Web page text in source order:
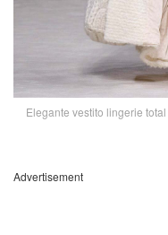
Elegante vestito lingerie
Advertisement